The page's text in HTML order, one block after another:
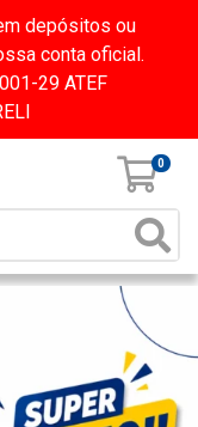
depósitos ou
conta oficial.
29 ATEF
0